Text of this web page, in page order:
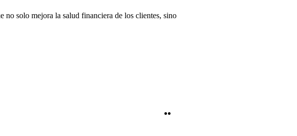
no solo mejora la salud financiera de los clientes, sino